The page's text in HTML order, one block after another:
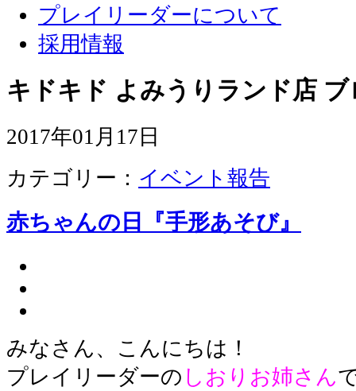
プレイリーダーについて
採用情報
キドキド よみうりランド店 ブ
2017年01月17日
カテゴリー： イベント報告
赤ちゃんの日『手形あそび』
みなさん、こんにちは！
プレイリーダーの しおりお姉さん